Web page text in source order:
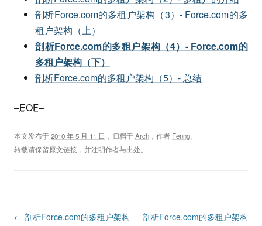
剖析Force.com的多租户架构（3）- Force.com的多
租户架构（上）
剖析Force.com的多租户架构（4）- Force.com的
多租户架构（下）
剖析Force.com的多租户架构（5）- 总结
–EOF–
本文发布于2010 年 5 月 11 日 ，归档于Arch ，作者 Fenng。
转载请保留原文链接，并注明作者与出处。
Post navigation
← 剖析Force.com的多租户架构
剖析Force.com的多租户架构